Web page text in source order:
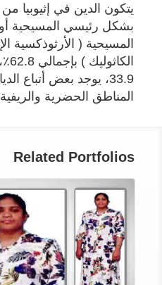
يتكون الدين في إثيوبيا
بشكل رئيسي المسيحية أو
المسيحية ( الأرثوذكسية
33.9، يوجد بعض أتباع
المناطق الحضرية
Related Portfolios